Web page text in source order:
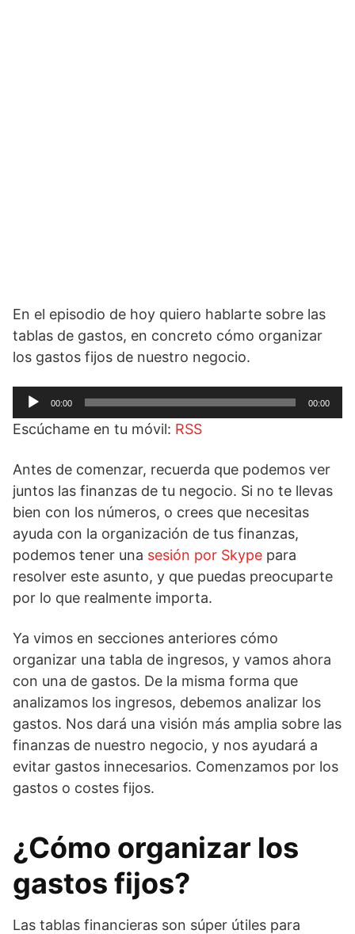
En el episodio de hoy quiero hablarte sobre las
tablas de gastos, en concreto cómo organizar
los gastos fijos de nuestro negocio.
Reproductor
audio
00:00 00:00
Escúchame en tu móvil: RSS
Antes de comenzar, recuerda que podemos ver
juntos las finanzas de tu negocio. Si no te llevas
bien con los números, o crees que necesitas
ayuda con la organización de tus finanzas,
podemos tener una sesión por Skype para
resolver este asunto, y que puedas preocuparte
por lo que realmente importa.
Ya vimos en secciones anteriores cómo
organizar una tabla de ingresos, y vamos ahora
con una de gastos. De la misma forma que
analizamos los ingresos, debemos analizar los
gastos. Nos dará una visión más amplia sobre las
finanzas de nuestro negocio, y nos ayudará a
evitar gastos innecesarios. Comenzamos por los
gastos o costes fijos.
¿Cómo organizar los
gastos fijos?
Las tablas financieras son súper útiles para